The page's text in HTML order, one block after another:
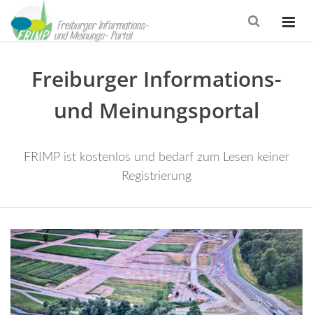
Freiburger Informations-
und Meinungsportal
FRIMP ist kostenlos und bedarf zum Lesen keiner
Registrierung